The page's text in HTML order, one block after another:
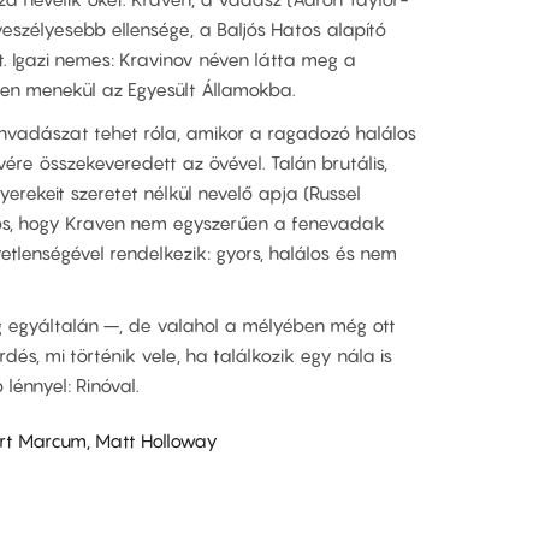
ellensége, a Baljós Hatos alapító
Igazi nemes: Kravinov néven látta meg a
menekül az Egyesült Államokba.
tehet róla, amikor a ragadozó halálos
összekeveredett az övével. Talán brutális,
szeretet nélkül nevelő apja (Russel
hogy Kraven nem egyszerűen a fenevadak
rendelkezik: gyors, halálos és nem
egyáltalán –, de valahol a mélyében még ott
mi történik vele, ha találkozik egy nála is
Rinóval.
Marcum, Matt Holloway